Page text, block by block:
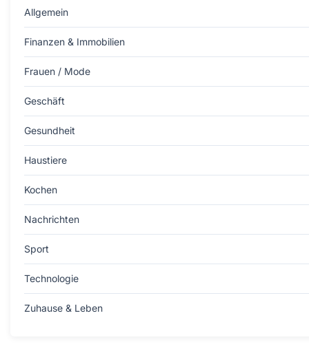
Allgemein
Finanzen & Immobilien
Frauen / Mode
Geschäft
Gesundheit
Haustiere
Kochen
Nachrichten
Sport
Technologie
Zuhause & Leben